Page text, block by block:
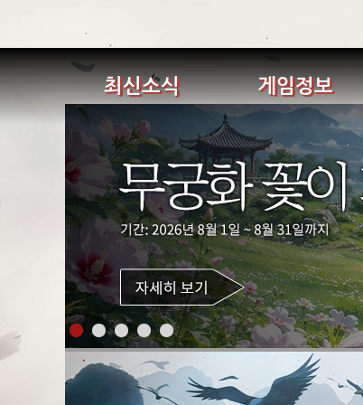
최신소식 게임정보